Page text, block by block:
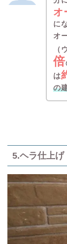
オ
に
オ
（
倍
は
の
5.ヘラ仕上げ